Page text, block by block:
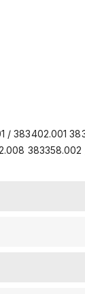
/ 383402.001
383358.002